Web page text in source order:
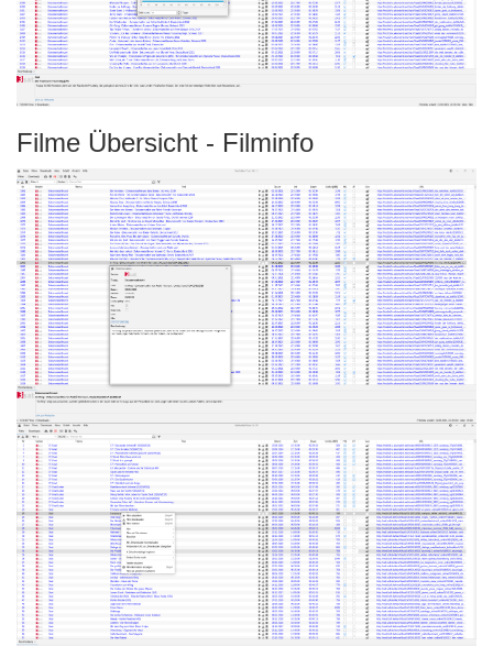
Filme Übersicht - Filminfo